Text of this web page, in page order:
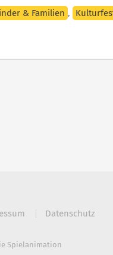
& Familien ,
Datenschutz
Spielanimation